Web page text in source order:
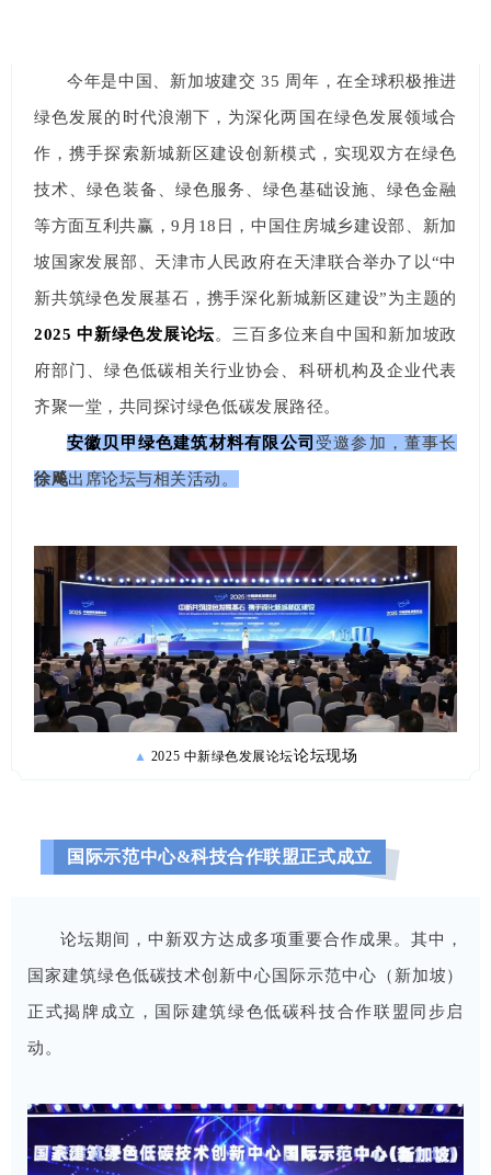
今年是中国、新加坡建交 35 周年，在全球积极推进
绿色发展的时代浪潮下，为深化两国在绿色发展领域合
作，携手探索新城新区建设创新模式，实现双方在绿色
技术、绿色装备、绿色服务、绿色基础设施、绿色金融
等方面互利共赢，9月18日，中国住房城乡建设部、新加
坡国家发展部、天津市人民政府在天津联合举办了以“中
新共筑绿色发展基石，携手深化新城新区建设”为主题的
2025 中新绿色发展论坛。三百多位来自中国和新加坡政
府部门、绿色低碳相关行业协会、科研机构及企业代表
齐聚一堂，共同探讨绿色低碳发展路径。
安徽贝甲绿色建筑材料有限公司 受邀参加，董事长
徐飚出席论坛与相关活动。
▲ 2025 中新绿色发展论坛论坛现场
国际示范中心&科技合作联盟正式成立
论坛期间，中新双方达成多项重要合作成果。其中，
国家建筑绿色低碳技术创新中心国际示范中心（新加坡）
正式揭牌成立，国际建筑绿色低碳科技合作联盟同步启
动。